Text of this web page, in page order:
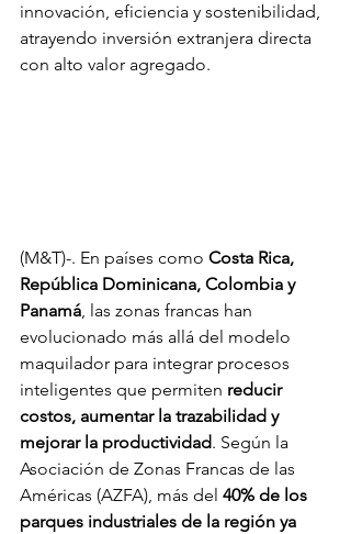
innovación, eficiencia y sostenibilidad,
atrayendo inversión extranjera directa
con alto valor agregado.
(M&T)-. En países como Costa Rica,
República Dominicana, Colombia y
Panamá, las zonas francas han
evolucionado más allá del modelo
maquilador para integrar procesos
inteligentes que permiten reducir
costos, aumentar la trazabilidad y
mejorar la productividad. Según la
Asociación de Zonas Francas de las
Américas (AZFA), más del 40% de los
parques industriales de la región ya